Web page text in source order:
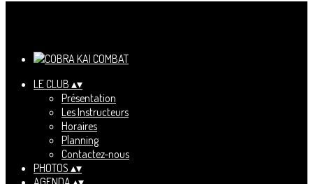
LE CLUB ▴▾
Présentation
Les Instructeurs
Horaires
Planning
Contactez-nous
PHOTOS ▴▾